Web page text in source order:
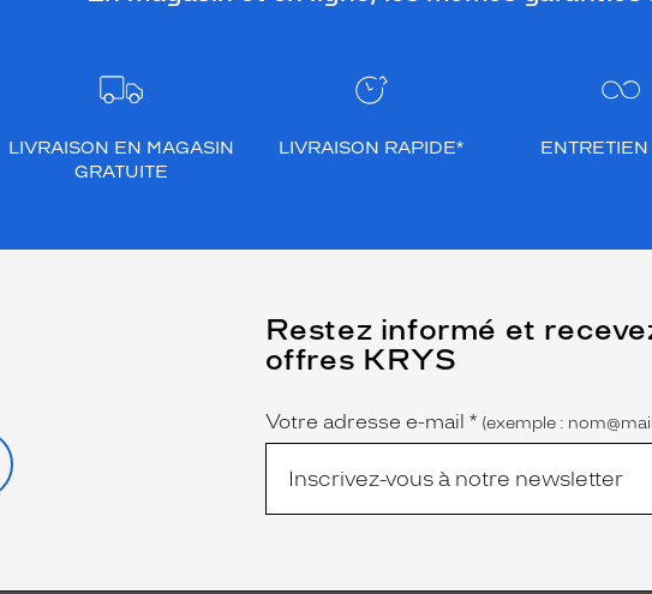
LIVRAISON EN MAGASIN
GRATUITE
LIVRAISON RAPIDE*
Restez informé et
offres KRYS
Name
Votre adresse e-mail *
(Ce
champ
est
obligatoire)
(exemple :